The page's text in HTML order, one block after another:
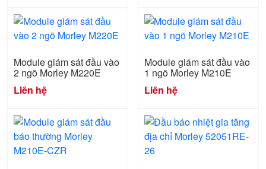
Module giám sát đầu vào
2 ngõ Morley M220E
Liên hệ
Module giám sát đầu vào
1 ngõ Morley M210E
Liên hệ